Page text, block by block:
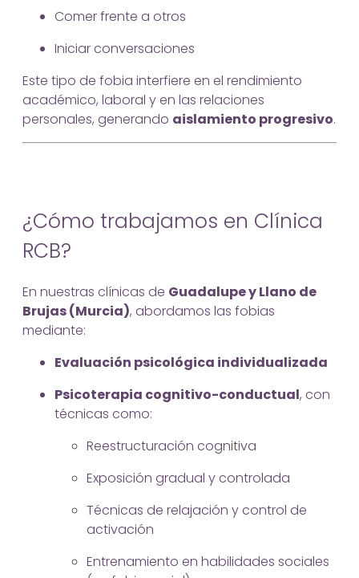
Comer frente a otros
Iniciar conversaciones
Este tipo de fobia interfiere en el rendimiento
académico, laboral y en las relaciones
personales, generando aislamiento progresivo.
¿Cómo trabajamos en Clínica
RCB?
En nuestras clínicas de Guadalupe y Llano de
Brujas (Murcia), abordamos las fobias
mediante:
Evaluación psicológica individualizada
Psicoterapia cognitivo-conductual, con
técnicas como:
Reestructuración cognitiva
Exposición gradual y controlada
Técnicas de relajación y control de
activación
Entrenamiento en habilidades sociales